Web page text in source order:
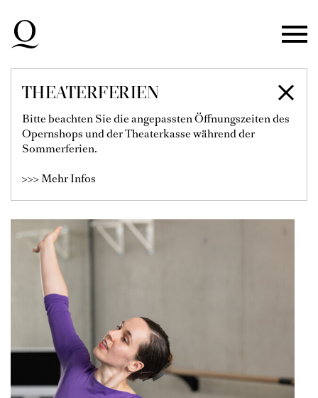
Zur Hauptnavigation springen
Zum Hauptinhalt springen
Zum Footer springen
THEATERFERIEN
Bitte beachten Sie die angepassten Öffnungszeiten des
Opernshops und der Theaterkasse während der
Sommerferien.
>>> Mehr Infos
SOFIA KLEIN-
HERRERO